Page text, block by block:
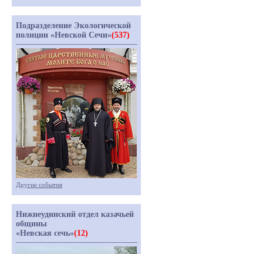
Подразделение Экологической
полиции «Невской Сечи»(537)
Другие события
Нижнеудинский отдел казачьей
общины
«Невская сечь»(12)